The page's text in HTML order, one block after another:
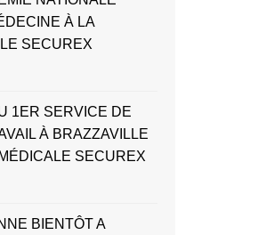
À LA
SECUREX
1ER SERVICE DE
À BRAZZAVILLE
SECUREX
BIENTÔT A